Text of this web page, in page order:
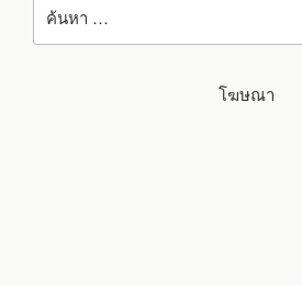
โฆษณา